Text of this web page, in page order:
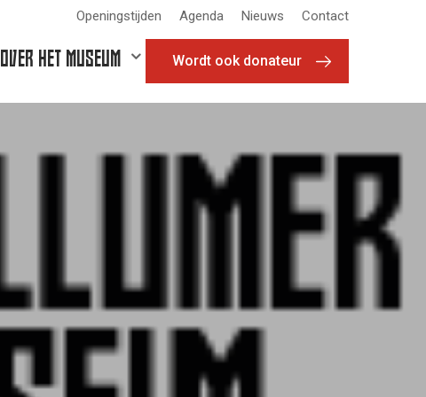
Openingstijden Agenda Nieuws Contact
OVER HET MUSEUM Wordt ook donateur